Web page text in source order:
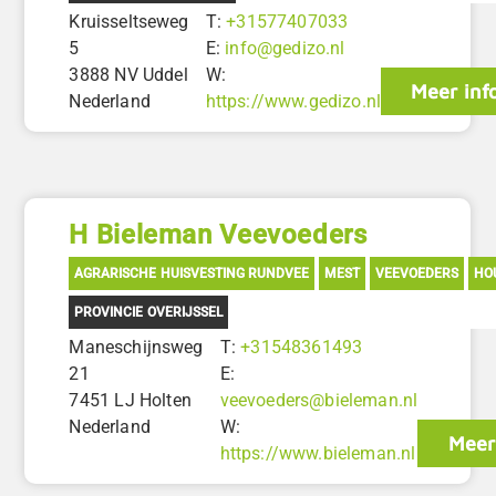
Kruisseltseweg
5
3888 NV Uddel
Nederland
T:+31577407033
E: info@gedizo.nl
W:
https://www.gedizo.nl
Meer
H Bieleman Veevoeders
AGRARISCHE HUISVESTING RUNDVEE MEST VEEVOEDERS
PROVINCIE OVERIJSSEL
Maneschijnsweg
21
7451 LJ Holten
Nederland
T:+31548361493
E:
veevoeders@bieleman.nl
W:
https://www.bieleman.nl